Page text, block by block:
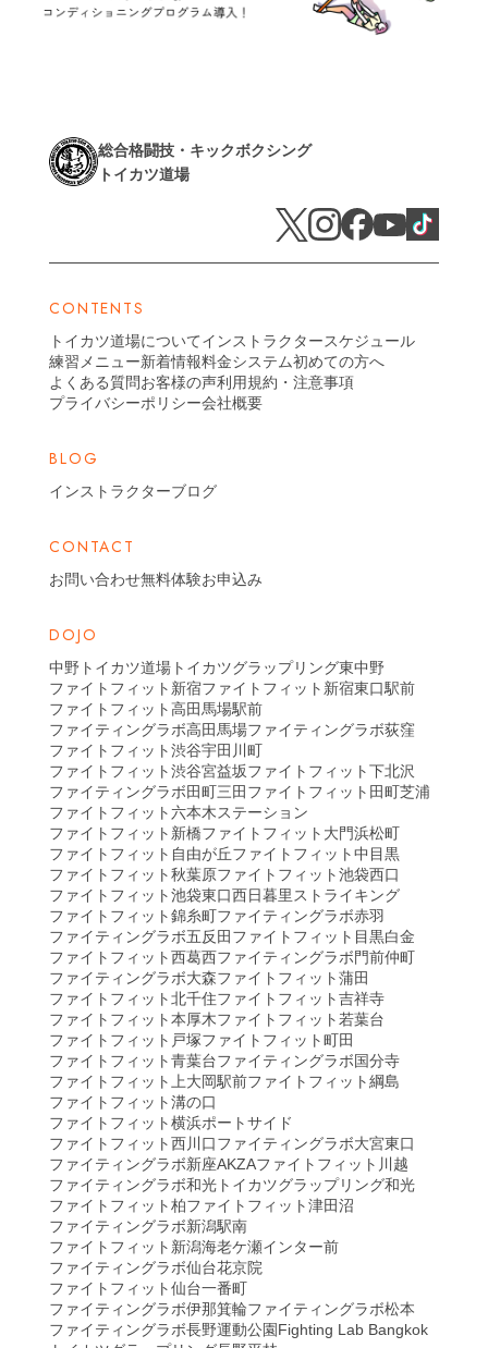
総合格闘技・キックボクシング
トイカツ道場
CONTENTS
トイカツ道場についてインストラクタースケジュール
練習メニュー新着情報料金システム初めての方へ
よくある質問お客様の声利用規約・注意事項
プライバシーポリシー会社概要
BLOG
インストラクターブログ
CONTACT
お問い合わせ無料体験お申込み
DOJO
中野トイカツ道場トイカツグラップリング東中野
ファイトフィット新宿ファイトフィット新宿東口駅前
ファイトフィット高田馬場駅前
ファイティングラボ高田馬場ファイティングラボ荻窪
ファイトフィット渋谷宇田川町
ファイトフィット渋谷宮益坂ファイトフィット下北沢
ファイティングラボ田町三田 ファイトフィット田町芝浦
ファイトフィット六本木ステーション
ファイトフィット新橋ファイトフィット大門浜松町
ファイトフィット自由が丘ファイトフィット中目黒
ファイトフィット秋葉原ファイトフィット池袋西口
ファイトフィット池袋東口西日暮里ストライキング
ファイトフィット錦糸町ファイティングラボ赤羽
ファイティングラボ五反田 ファイトフィット目黒白金
ファイトフィット西葛西ファイティングラボ門前仲町
ファイティングラボ大森ファイトフィット蒲田
ファイトフィット北千住ファイトフィット吉祥寺
ファイトフィット本厚木ファイトフィット若葉台
ファイトフィット戸塚ファイトフィット町田
ファイトフィット青葉台ファイティングラボ国分寺
ファイトフィット上大岡駅前ファイトフィット綱島
ファイトフィット溝の口
ファイトフィット横浜ポートサイド
ファイトフィット西川口ファイティングラボ大宮東口
ファイティングラボ新座AKZAファイトフィット川越
ファイティングラボ和光トイカツグラップリング和光
ファイトフィット柏ファイトフィット津田沼
ファイティングラボ新潟駅南
ファイトフィット新潟海老ケ瀬インター前
ファイティングラボ仙台花京院
ファイトフィット仙台一番町
ファイティングラボ伊那箕輪ファイティングラボ松本
ファイティングラボ長野運動公園Fighting Lab Bangkok